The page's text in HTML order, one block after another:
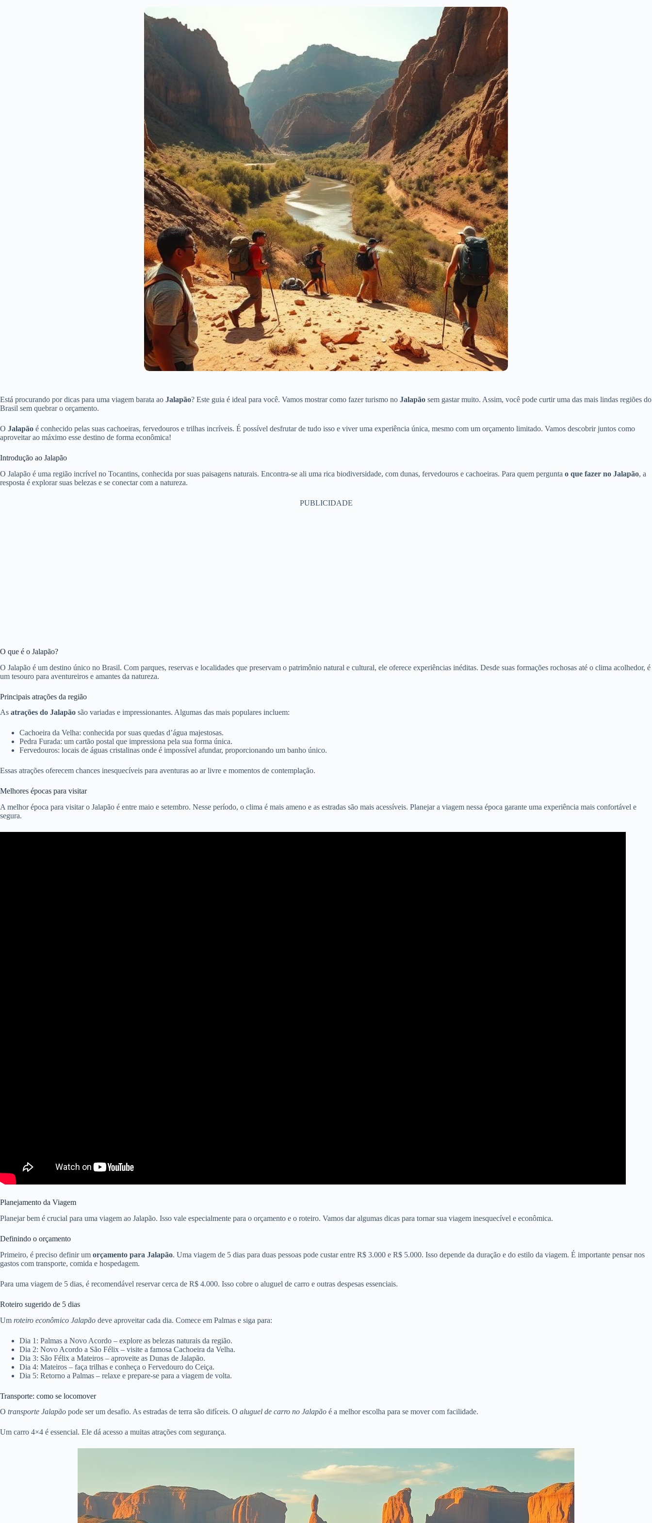
Está procurando por dicas para uma viagem barata ao Jalapão? Este guia é ideal para você. Vamos mostrar como fazer turismo no Jalapão sem gastar muito. Assim, você pode curtir uma das mais lindas regiões do
Brasil sem quebrar o orçamento.
O Jalapão é conhecido pelas suas cachoeiras, fervedouros e trilhas incríveis. É possível desfrutar de tudo isso e viver uma experiência única, mesmo com um orçamento limitado. Vamos descobrir juntos como
aproveitar ao máximo esse destino de forma econômica!
Introdução ao Jalapão
O Jalapão é uma região incrível no Tocantins, conhecida por suas paisagens naturais. Encontra-se ali uma rica biodiversidade, com dunas, fervedouros e cachoeiras. Para quem pergunta o que fazer no Jalapão, a
resposta é explorar suas belezas e se conectar com a natureza.
PUBLICIDADE
O que é o Jalapão?
O Jalapão é um destino único no Brasil. Com parques, reservas e localidades que preservam o patrimônio natural e cultural, ele oferece experiências inéditas. Desde suas formações rochosas até o clima acolhedor, é
um tesouro para aventureiros e amantes da natureza.
Principais atrações da região
As atrações do Jalapão são variadas e impressionantes. Algumas das mais populares incluem:
Cachoeira da Velha: conhecida por suas quedas d’água majestosas.
Pedra Furada: um cartão postal que impressiona pela sua forma única.
Fervedouros: locais de águas cristalinas onde é impossível afundar, proporcionando um banho único.
Essas atrações oferecem chances inesquecíveis para aventuras ao ar livre e momentos de contemplação.
Melhores épocas para visitar
A melhor época para visitar o Jalapão é entre maio e setembro. Nesse período, o clima é mais ameno e as estradas são mais acessíveis. Planejar a viagem nessa época garante uma experiência mais confortável e
segura.
Planejamento da Viagem
Planejar bem é crucial para uma viagem ao Jalapão. Isso vale especialmente para o orçamento e o roteiro. Vamos dar algumas dicas para tornar sua viagem inesquecível e econômica.
Definindo o orçamento
Primeiro, é preciso definir um orçamento para Jalapão. Uma viagem de 5 dias para duas pessoas pode custar entre R$ 3.000 e R$ 5.000. Isso depende da duração e do estilo da viagem. É importante pensar nos
gastos com transporte, comida e hospedagem.
Para uma viagem de 5 dias, é recomendável reservar cerca de R$ 4.000. Isso cobre o aluguel de carro e outras despesas essenciais.
Roteiro sugerido de 5 dias
Um roteiro econômico Jalapão deve aproveitar cada dia. Comece em Palmas e siga para:
Dia 1: Palmas a Novo Acordo – explore as belezas naturais da região.
Dia 2: Novo Acordo a São Félix – visite a famosa Cachoeira da Velha.
Dia 3: São Félix a Mateiros – aproveite as Dunas de Jalapão.
Dia 4: Mateiros – faça trilhas e conheça o Fervedouro do Ceiça.
Dia 5: Retorno a Palmas – relaxe e prepare-se para a viagem de volta.
Transporte: como se locomover
O transporte Jalapão pode ser um desafio. As estradas de terra são difíceis. O aluguel de carro no Jalapão é a melhor escolha para se mover com facilidade.
Um carro 4×4 é essencial. Ele dá acesso a muitas atrações com segurança.